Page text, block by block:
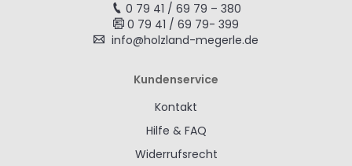
0 79 41 / 69 79 – 380
0 79 41 / 69 79- 399
info@holzland-megerle.de
Kundenservice
Kontakt
Hilfe & FAQ
Widerrufsrecht